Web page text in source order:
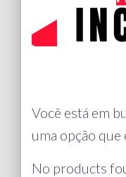
Você está em
uma opção
No products